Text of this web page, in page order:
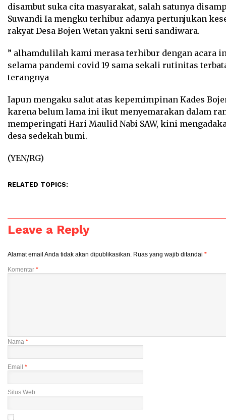
disambut suka cita masyarakat, salah satunya
Suwandi Ia mengku terhibur adanya pertunjukan
rakyat Desa Bojen Wetan yakni seni sandiwara.
” alhamdulilah kami merasa terhibur dengan acara
selama pandemi covid 19 sama sekali rutinitas
terangnya
Iapun mengaku salut atas kepemimpinan Kades
karena belum lama ini ikut menyemarakan dalam
memperingati Hari Maulid Nabi SAW, kini
desa sedekah bumi.
(YEN/RG)
RELATED TOPICS:
Leave a Reply
Alamat email Anda tidak akan dipublikasikan. Ruas yang wajib ditandai *
Komentar *
Nama *
Email *
Situs Web